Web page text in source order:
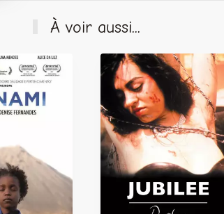
À voir aussi...